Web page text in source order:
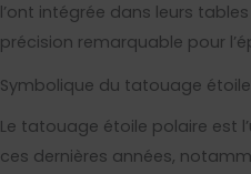
l’ont intégrée dans leurs
précision remarquable pour
Symbolique du tatouage
Le tatouage étoile polaire est
ces dernières années,